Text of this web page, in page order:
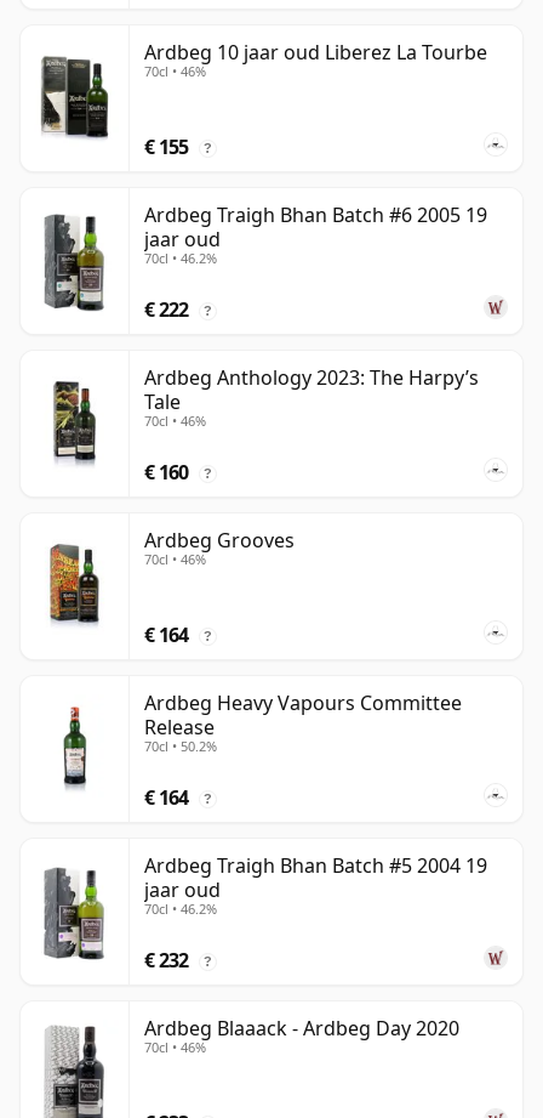
Ardbeg 10 jaar oud Liberez La Tourbe
70cl • 46%
€ 155 ?
Ardbeg Traigh Bhan Batch #6 2005 19
jaar oud
70cl • 46.2%
€ 222 ?
Ardbeg Anthology 2023: The Harpy’s
Tale
70cl • 46%
€ 160 ?
Ardbeg Grooves
70cl • 46%
€ 164 ?
Ardbeg Heavy Vapours Committee
Release
70cl • 50.2%
€ 164 ?
Ardbeg Traigh Bhan Batch #5 2004 19
jaar oud
70cl • 46.2%
€ 232 ?
Ardbeg Blaaack - Ardbeg Day 2020
70cl • 46%